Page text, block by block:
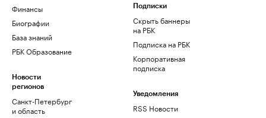
Финансы
Биографии
База знаний
РБК Образование
Новости
регионов
Санкт-Петербург
и область
Подписки
Скрыть баннеры
на РБК
Подписка на РБК
Корпоративная
подписка
Уведомления
RSS Новости